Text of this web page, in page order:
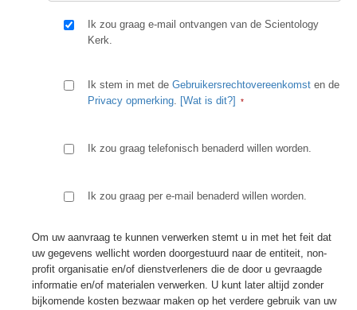
Ik zou graag e-mail ontvangen van de Scientology
Kerk.
Ik stem in met de Gebruikersrechtovereenkomst en de
Privacy opmerking. [Wat is dit?]
Ik zou graag telefonisch benaderd willen worden.
Ik zou graag per e-mail benaderd willen worden.
Om uw aanvraag te kunnen verwerken stemt u in met het feit dat
uw gegevens wellicht worden doorgestuurd naar de entiteit, non-
profit organisatie en/of dienstverleners die de door u gevraagde
informatie en/of materialen verwerken. U kunt later altijd zonder
bijkomende kosten bezwaar maken op het verdere gebruik van uw